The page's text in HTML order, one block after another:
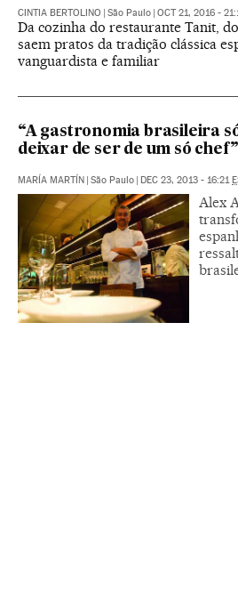
CINTIA BERTOLINO São Paulo OCT 21, 2016 -
Da cozinha do restaurante Tanit,
saem pratos da tradição clássica
vanguardista e familiar
“A gastronomia brasileira
deixar de ser de um só chef”
MARÍA MARTÍN São Paulo DEC 23, 2013 - 16:21
Alex